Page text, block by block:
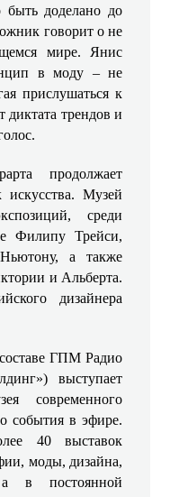
быть доделано до
говорит о не
мире. Янис
в моду – не
прислушаться к
диктата трендов и
продолжает
Музей
среди
Филипу Трейси,
а также
и Альберта.
дизайнера
ГПМ Радио
выступает
современного
события в эфире.
40 выставок
моды, дизайна,
в постоянной